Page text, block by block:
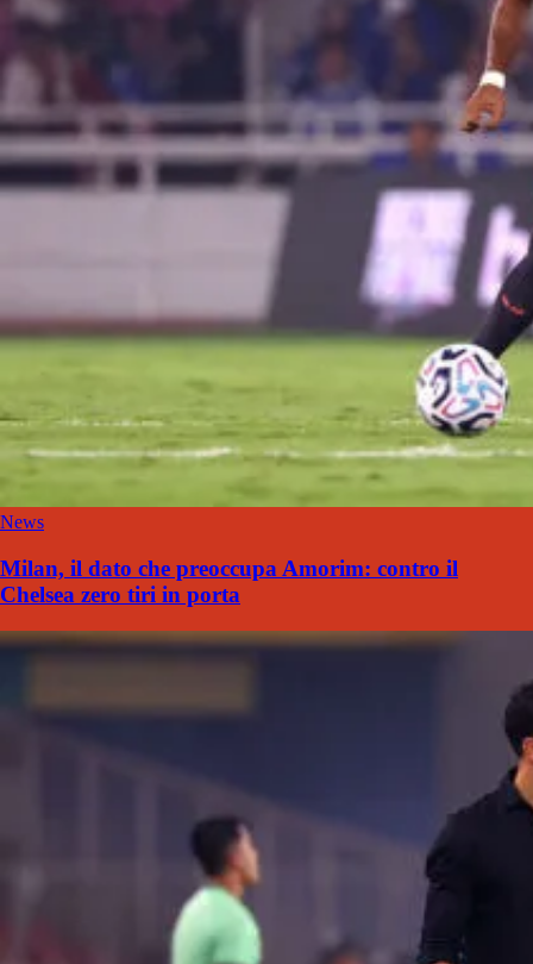
News
Milan, il dato che preoccupa Amorim: contro il
Chelsea zero tiri in porta